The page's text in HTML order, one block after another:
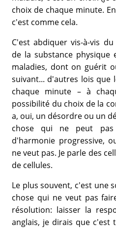
choix de chaque minute.
c'est comme cela.
C'est abdiquer vis-à-vis
de la substance
maladies, dont on guérit
suivant... d'autres lois que
chaque minute – à
possibilité du choix de la
a, oui, un désordre ou un
chose qui ne peut pas
d'harmonie progressive,
ne veut pas. Je parle des
de cellules.
Le plus souvent, c'est une
chose qui ne veut pas
résolution: laisser la
anglais, je dirais que c'est